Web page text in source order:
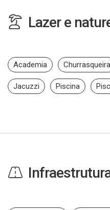
Lazer e
Academia Churrasqueira
Jacuzzi Piscina